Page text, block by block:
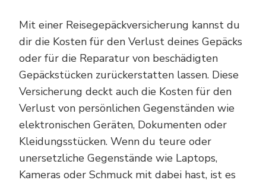
Mit einer Reisegepäckversicherung kannst du
dir die Kosten für den Verlust deines Gepäcks
oder für die Reparatur von beschädigten
Gepäckstücken zurückerstatten lassen. Diese
Versicherung deckt auch die Kosten für den
Verlust von persönlichen Gegenständen wie
elektronischen Geräten, Dokumenten oder
Kleidungsstücken. Wenn du teure oder
unersetzliche Gegenstände wie Laptops,
Kameras oder Schmuck mit dabei hast, ist es